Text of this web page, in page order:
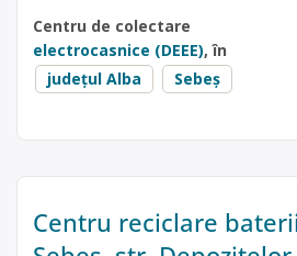
Centru de colectare
electrocasnice (DEEE), în
județul Alba
Sebeș
Centru reciclare